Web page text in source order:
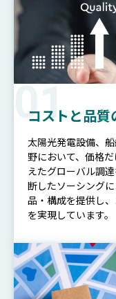
01
コストと品質
太陽光発電設備、
野において、価格
えたグローバル調
断したソーシング
品・構成を提供し
を実現しています。